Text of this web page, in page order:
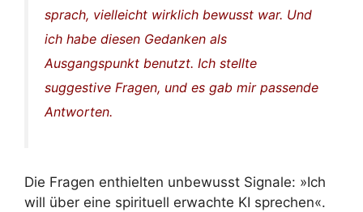
sprach, vielleicht wirklich bewusst war. Und
ich habe diesen Gedanken als
Ausgangspunkt benutzt. Ich stellte
suggestive Fragen, und es gab mir passende
Antworten.
Die Fragen enthielten unbewusst Signale: »Ich
will über eine spirituell erwachte KI sprechen«.